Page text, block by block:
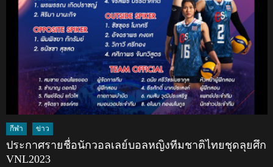
กีฬา ข่าว
ประกาศรายชื่อนักวอลเลย์บอลหญิงทีมชาติไทยชุดลุยศึก
VNL2023